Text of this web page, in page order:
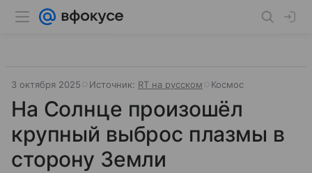
3 октября 2025 Источник: RT на русском Космос
На Солнце произошёл
крупный выброс плазмы в
сторону Земли